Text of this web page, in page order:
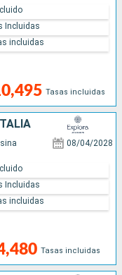
Tasas incluidas
Incluidas
incluidas
08/04/2028
Tasas incluidas
Incluidas
incluidas